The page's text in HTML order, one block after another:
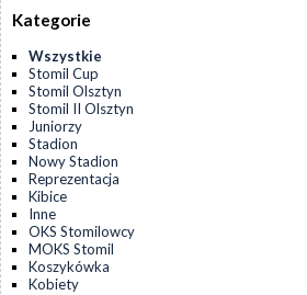
Kategorie
Wszystkie
Stomil Cup
Stomil Olsztyn
Stomil II Olsztyn
Juniorzy
Stadion
Nowy Stadion
Reprezentacja
Kibice
Inne
OKS Stomilowcy
MOKS Stomil
Koszykówka
Kobiety